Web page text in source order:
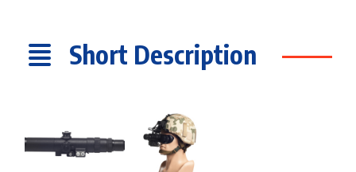
Short Description